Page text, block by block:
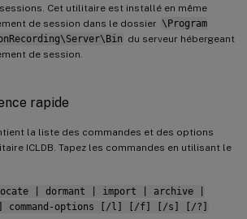
Cet utilitaire est installé en même
de session dans le dossier \Program
du serveur hébergeant
de session.
rapide
la liste des commandes et des options
ICLDB. Tapez les commandes en utilisant le
| dormant | import | archive |
command-options [/l] [/f] [/s] [/?]